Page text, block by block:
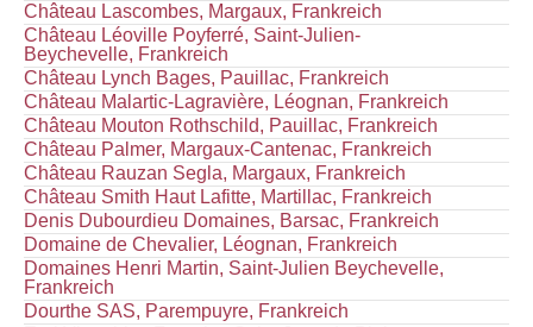
Château Lascombes, Margaux, Frankreich
Château Léoville Poyferré, Saint-Julien-
Beychevelle, Frankreich
Château Lynch Bages, Pauillac, Frankreich
Château Malartic-Lagravière, Léognan, Frankreich
Château Mouton Rothschild, Pauillac, Frankreich
Château Palmer, Margaux-Cantenac, Frankreich
Château Rauzan Segla, Margaux, Frankreich
Château Smith Haut Lafitte, Martillac, Frankreich
Denis Dubourdieu Domaines, Barsac, Frankreich
Domaine de Chevalier, Léognan, Frankreich
Domaines Henri Martin, Saint-Julien Beychevelle,
Frankreich
Dourthe SAS, Parempuyre, Frankreich